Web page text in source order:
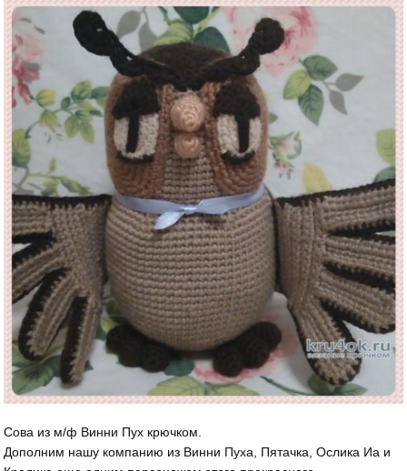
Сова из м/ф Винни Пух крючком.
Дополним нашу компанию из Винни Пуха, Пятачка, Ослика Иа и